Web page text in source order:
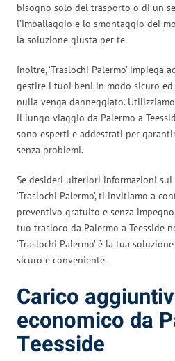
bisogno solo del trasporto o di un
l’imballaggio e lo smontaggio dei
la soluzione giusta per te.
Inoltre, ‘Traslochi Palermo’ impiega
gestire i tuoi beni in modo sicuro ed
nulla venga danneggiato.
il lungo viaggio da Palermo a
sono esperti e addestrati per
senza problemi.
Se desideri ulteriori informazioni
‘Traslochi Palermo’, ti invitiamo a
preventivo gratuito e senza
tuo trasloco da Palermo a Teesside
‘Traslochi Palermo’ è la tua
sicuro e conveniente.
Carico
economico da
Teesside